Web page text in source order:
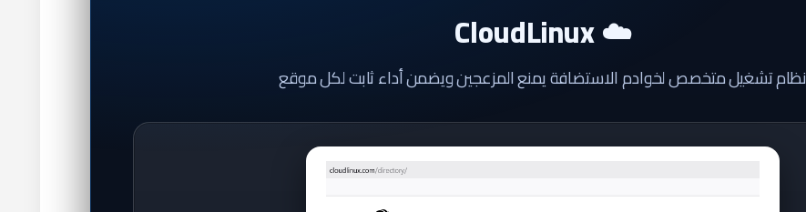
☁️ CloudLinux
نظام تشغيل متخصص لخوادم الاستضافة يمنع المزعجين ويضمن أداء ثابت لكل موقع